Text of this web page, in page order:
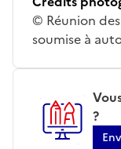
© Réunion
soumise à
?